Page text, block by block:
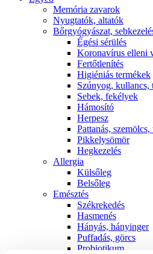
Memória zavarok
Nyugtatók, altatók
Bőrgyógyászat,
É́gési sérülés
Koronavírus elleni
Fertőtlenítés
Higiéniás termékek
Szúnyog, kullancs,
Sebek, fekélyek
Hámosító
Herpesz
Pattanás,
Pikkelysömör
Hegkezelés
Allergia
Külsőleg
Belsőleg
Emésztés
Székrekedés
Hasmenés
Hányás, hányinger
Puffadás, görcs
Probiotikum